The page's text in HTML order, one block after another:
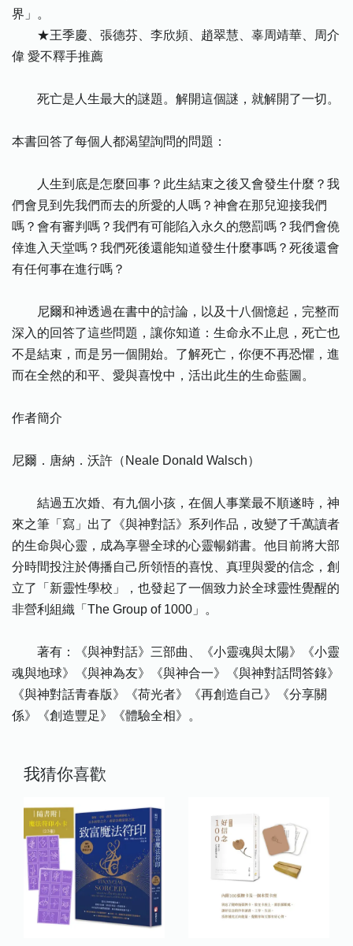
界」。
★王季慶、張德芬、李欣頻、趙翠慧、辜周靖華、周介
偉 愛不釋手推薦
死亡是人生最大的謎題。解開這個謎，就解開了一切。
本書回答了每個人都渴望詢問的問題：
人生到底是怎麼回事？此生結束之後又會發生什麼？我
們會見到先我們而去的所愛的人嗎？神會在那兒迎接我們
嗎？會有審判嗎？我們有可能陷入永久的懲罰嗎？我們會僥
倖進入天堂嗎？我們死後還能知道發生什麼事嗎？死後還會
有任何事在進行嗎？
尼爾和神透過在書中的討論，以及十八個憶起，完整而
深入的回答了這些問題，讓你知道：生命永不止息，死亡也
不是結束，而是另一個開始。了解死亡，你便不再恐懼，進
而在全然的和平、愛與喜悅中，活出此生的生命藍圖。
作者簡介
尼爾．唐納．沃許（Neale Donald Walsch）
結過五次婚、有九個小孩，在個人事業最不順遂時，神
來之筆「寫」出了《與神對話》系列作品，改變了千萬讀者
的生命與心靈，成為享譽全球的心靈暢銷書。他目前將大部
分時間投注於傳播自己所領悟的喜悅、真理與愛的信念，創
立了「新靈性學校」，也發起了一個致力於全球靈性覺醒的
非營利組織「The Group of 1000」。
著有：《與神對話》三部曲、《小靈魂與太陽》《小靈
魂與地球》《與神為友》《與神合一》《與神對話問答錄》
《與神對話青春版》《荷光者》《再創造自己》《分享關
係》《創造豐足》《體驗全相》。
我猜你喜歡